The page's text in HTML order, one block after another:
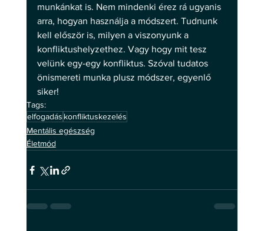
munkánkat is. Nem mindenki érez rá ugyanis
arra, hogyan használja a módszert. Tudnunk
kell először is, milyen a viszonyunk a
konfliktushelyzethez. Vagy hogy mit tesz
velünk egy-egy konfliktus. Szóval tudatos
önismereti munka plusz módszer, egyenlő
siker!
Tags:
elfogadás konfliktuskezelés
Mentális egészség
Életmód